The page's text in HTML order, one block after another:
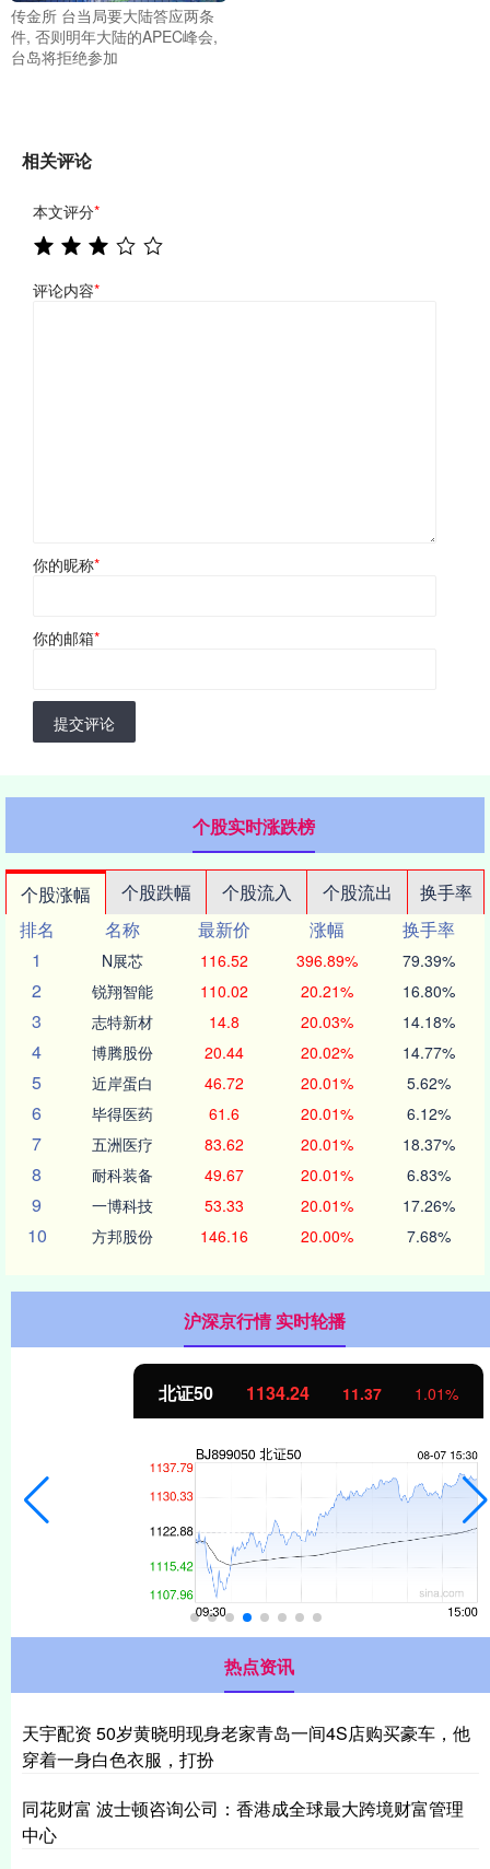
传金所 台当局要大陆答应两条
件, 否则明年大陆的APEC峰会,
台岛将拒绝参加
相关评论
本文评分*
评论内容*
你的昵称*
你的邮箱*
提交评论
个股实时涨跌榜
个股涨幅 个股跌幅 个股流入 个股流出
换手率
排名
名称 最新价 涨幅
换手率
1
N展芯 116.52 396.89% 79.39%
2 锐翔智能 110.02 20.21% 16.80%
3 志特新材 14.8 20.03% 14.18%
4 博腾股份 20.44 20.02% 14.77%
5 近岸蛋白 46.72 20.01% 5.62%
6 毕得医药 61.6 20.01% 6.12%
7 五洲医疗 83.62 20.01% 18.37%
8 耐科装备 49.67 20.01% 6.83%
9 一博科技 53.33 20.01% 17.26%
10 方邦股份 146.16 20.00% 7.68%
沪深京行情 实时轮播
北证50 1134.24 11.37 1.01%
热点资讯
天宇配资 50岁黄晓明现身老家青岛一间4S店购买豪车，他
穿着一身白色衣服，打扮
同花财富 波士顿咨询公司：香港成全球最大跨境财富管理
中心